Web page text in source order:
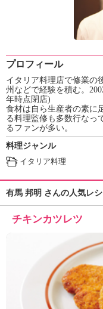
プロフィール
イタリア料理店で修業の
州などで経験を積む。
年時点閉店)
食材は自ら生産者の素に
る料理監修も多数行なっ
るファンが多い。
料理ジャンル
イタリア料理
有馬 邦明 さんの人気レ
チキンカツレツ